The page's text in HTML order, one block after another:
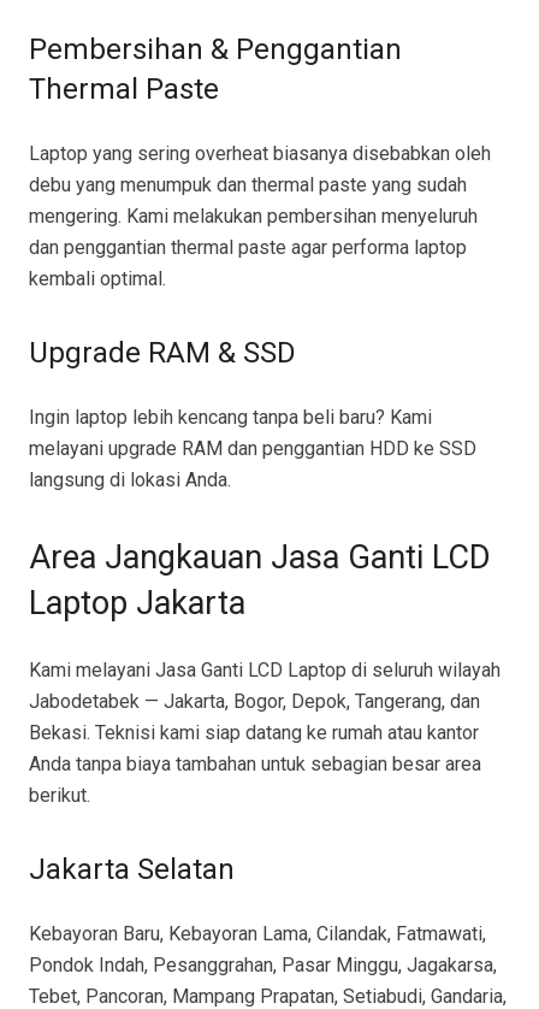
Pembersihan & Penggantian
Thermal Paste
Laptop yang sering overheat biasanya disebabkan oleh
debu yang menumpuk dan thermal paste yang sudah
mengering. Kami melakukan pembersihan menyeluruh
dan penggantian thermal paste agar performa laptop
kembali optimal.
Upgrade RAM & SSD
Ingin laptop lebih kencang tanpa beli baru? Kami
melayani upgrade RAM dan penggantian HDD ke SSD
langsung di lokasi Anda.
Area Jangkauan Jasa Ganti LCD
Laptop Jakarta
Kami melayani Jasa Ganti LCD Laptop di seluruh wilayah
Jabodetabek — Jakarta, Bogor, Depok, Tangerang, dan
Bekasi. Teknisi kami siap datang ke rumah atau kantor
Anda tanpa biaya tambahan untuk sebagian besar area
berikut.
Jakarta Selatan
Kebayoran Baru, Kebayoran Lama, Cilandak, Fatmawati,
Pondok Indah, Pesanggrahan, Pasar Minggu, Jagakarsa,
Tebet, Pancoran, Mampang Prapatan, Setiabudi, Gandaria,